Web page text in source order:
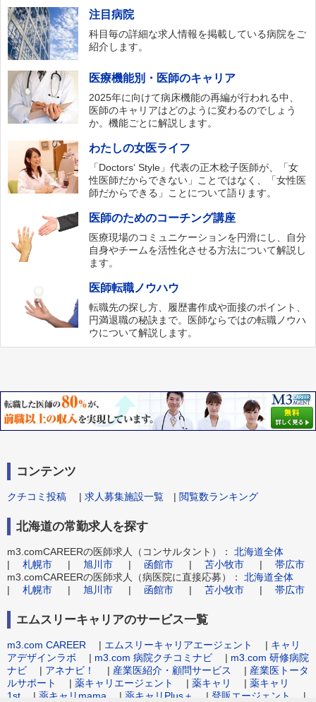
注目病院
科目毎の詳細な求人情報を掲載している病院をご
紹介します。
医療機能別・医師のキャリア
2025年に向けて病床機能の再編が行われる中、
医師のキャリアはどのように変わるのでしょう
か。機能ごとに解説します。
わたしの女医ライフ
「Doctors‘ Style」代表の正木稔子医師が、「女
性医師だからできない」ことではなく、「女性医
師だからできる」ことについて語ります。
医師のためのコーチング講座
医療現場のコミュニケーションを円滑にし、自分
自身やチームを活性化させる方法について解説し
ます。
医師転職ノウハウ
転職先の探し方、履歴書作成や面接のポイント、
円満退職の秘訣まで。医師ならではの転職ノウハ
ウについて解説します。
コンテンツ
クチコミ投稿 | 求人募集施設一覧 | 閲覧数ランキング
北海道の常勤求人を探す
m3.comCAREERの医師求人（コンサルタント）： 北海道全体
| 札幌市 | 旭川市 | 函館市 | 苫小牧市 | 帯広市
m3.comCAREERの医師求人（病医院に直接応募）： 北海道全体
| 札幌市 | 旭川市 | 函館市 | 苫小牧市 | 帯広市
エムスリーキャリアのサービス一覧
m3.com CAREER | エムスリーキャリアエージェント | キャリ
アデザインラボ | m3.com 病院クチコミナビ | m3.com 研修病院
ナビ | アネナビ！ | 産業医紹介・顧問サービス | 産業医トータ
ルサポート
| 薬キャリエージェント | 薬キャリ | 薬キャリ
1st | 薬キャリmama | 薬キャリPlus＋ | 登販エージェント |